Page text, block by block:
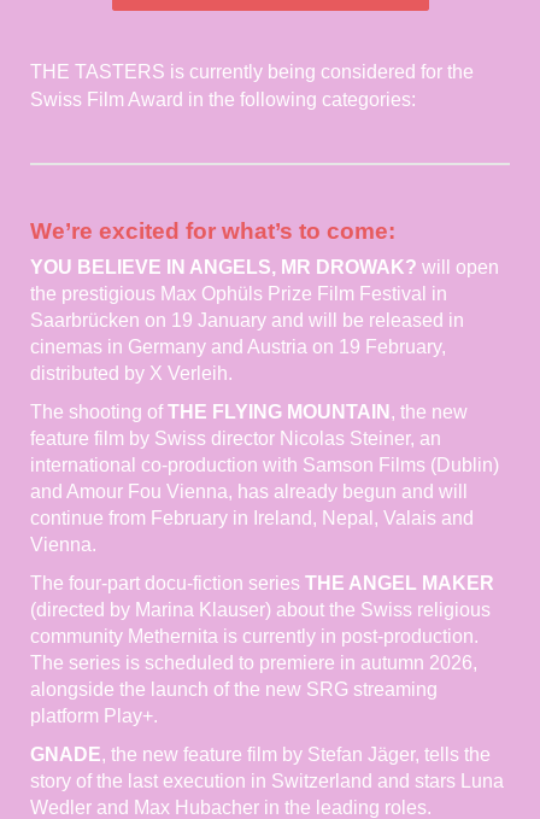
THE TASTERS is currently being considered for the
Swiss Film Award in the following categories:
We’re excited for what’s to come:
YOU BELIEVE IN ANGELS, MR DROWAK? will open
the prestigious Max Ophüls Prize Film Festival in
Saarbrücken on 19 January and will be released in
cinemas in Germany and Austria on 19 February,
distributed by X Verleih.
The shooting ofTHE FLYING MOUNTAIN , the new
feature film by Swiss director Nicolas Steiner, an
international co-production with Samson Films (Dublin)
and Amour Fou Vienna, has already begun and will
continue from February in Ireland, Nepal, Valais and
Vienna.
The four-part docu-fiction series THE ANGEL MAKER
(directed by Marina Klauser) about the Swiss religious
community Methernita is currently in post-production.
The series is scheduled to premiere in autumn 2026,
alongside the launch of the new SRG streaming
platform Play+.
GNADE, the new feature film by Stefan Jäger, tells the
story of the last execution in Switzerland and stars Luna
Wedler and Max Hubacher in the leading roles.